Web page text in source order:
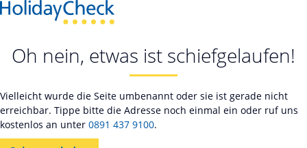
Oh nein, etwas ist schiefgelaufen!
Vielleicht wurde die Seite umbenannt oder sie ist gerade nicht
erreichbar. Tippe bitte die Adresse noch einmal ein oder ruf uns
kostenlos an unter 0891 437 9100.